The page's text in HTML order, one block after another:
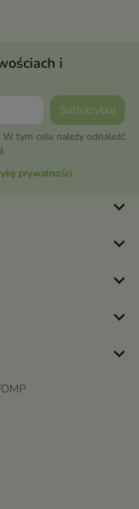
i
tym celu należy odnaleźć
prywatności.
keyboard_arrow_down
keyboard_arrow_down
keyboard_arrow_down
keyboard_arrow_down
keyboard_arrow_down